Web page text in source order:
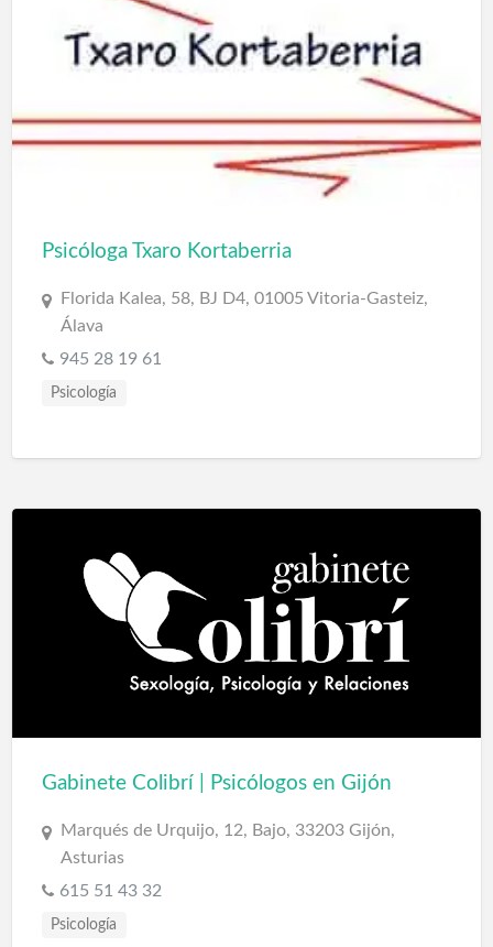
Psicóloga Txaro Kortaberria
Florida Kalea, 58, BJ D4, 01005 Vitoria-Gasteiz,
Álava
945 28 19 61
Psicología
Gabinete Colibrí | Psicólogos en Gijón
Marqués de Urquijo, 12, Bajo, 33203 Gijón,
Asturias
615 51 43 32
Psicología